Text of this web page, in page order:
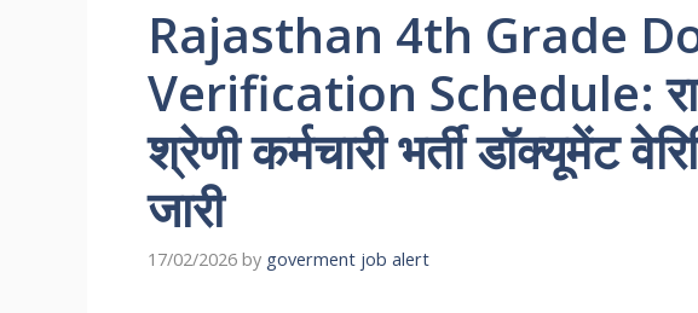
Rajasthan 4th Grade
Verification Schedule:
श्रेणी कर्मचारी भर्ती डॉक्यूमेंट
जारी
17/02/2026 by goverment job alert